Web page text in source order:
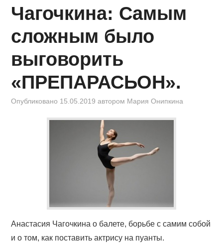
ВОЙТИ
Чагочкина: Самым
сложным было
выговорить
«ПРЕПАРАСЬОН».
Опубликовано 15.05.2019 автором Мария Онипкина
Анастасия Чагочкина о балете, борьбе с самим собой
и о том, как поставить актрису на пуанты.